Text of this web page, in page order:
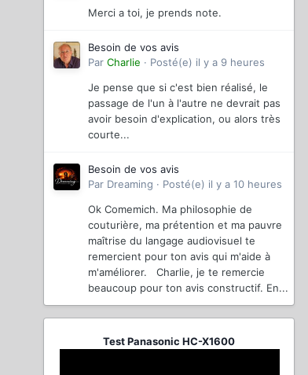
Merci a toi, je prends note.
Besoin de vos avis
Par Charlie · Posté(e) il y a 9 heures
Je pense que si c'est bien réalisé, le
passage de l'un à l'autre ne devrait pas
avoir besoin d'explication, ou alors très
courte...
Besoin de vos avis
Par Dreaming · Posté(e) il y a 10 heures
Ok Comemich. Ma philosophie de
couturière, ma prétention et ma pauvre
maîtrise du langage audiovisuel te
remercient pour ton avis qui m'aide à
m'améliorer. Charlie, je te remercie
beaucoup pour ton avis constructif. En...
Test Panasonic HC-X1600